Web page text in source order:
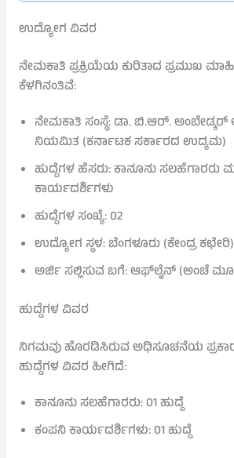
ಉದ್ಯೋಗ ವಿವರ
ನೇಮಕಾತಿ ಪ್ರಕ್ರಿಯೆಯ ಕುರಿತಾದ ಪ್ರಮುಖ
ಕೆಳಗಿನಂತಿವೆ:
ನೇಮಕಾತಿ ಸಂಸ್ಥೆ: ಡಾ. ಬಿ.ಆರ್.
ನಿಯಮಿತ (ಕರ್ನಾಟಕ ಸರ್ಕಾರದ ಉದ್ಯಮ)
ಹುದ್ದೆಗಳ ಹೆಸರು: ಕಾನೂನು ಸಲಹೆಗಾರರು
ಕಾರ್ಯದರ್ಶಿಗಳು
ಹುದ್ದೆಗಳ ಸಂಖ್ಯೆ: 02
ಉದ್ಯೋಗ ಸ್ಥಳ: ಬೆಂಗಳೂರು (ಕೇಂದ್ರ ಕಛೇರಿ)
ಅರ್ಜಿ ಸಲ್ಲಿಸುವ ಬಗೆ: ಆಫ್‌ಲೈನ್ (ಅಂಚೆ
ಹುದ್ದೆಗಳ ವಿವರ
ನಿಗಮವು ಹೊರಡಿಸಿರುವ ಅಧಿಸೂಚನೆಯ
ಹುದ್ದೆಗಳ ವಿವರ ಹೀಗಿದೆ:
ಕಾನೂನು ಸಲಹೆಗಾರರು: 01 ಹುದ್ದೆ
ಕಂಪನಿ ಕಾರ್ಯದರ್ಶಿಗಳು: 01 ಹುದ್ದೆ